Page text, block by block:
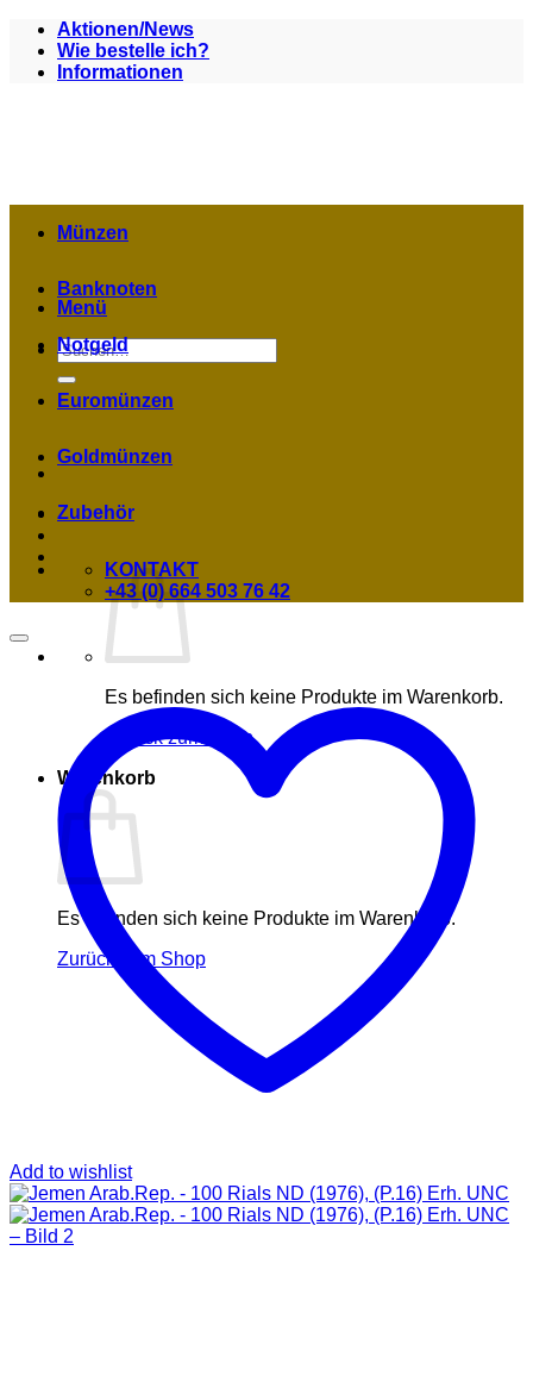
Zum
Inhalt
springen
Aktionen/News
Wie bestelle ich?
Informationen
Menü
Suchen
nach:
Es befinden sich keine Produkte im Warenkorb.
Zurück zum Shop
Warenkorb
Es befinden sich keine Produkte im Warenkorb.
Zurück zum Shop
Münzen
Banknoten
Notgeld
Euromünzen
Goldmünzen
Zubehör
KONTAKT
+43 (0) 664 503 76 42
Add to wishlist